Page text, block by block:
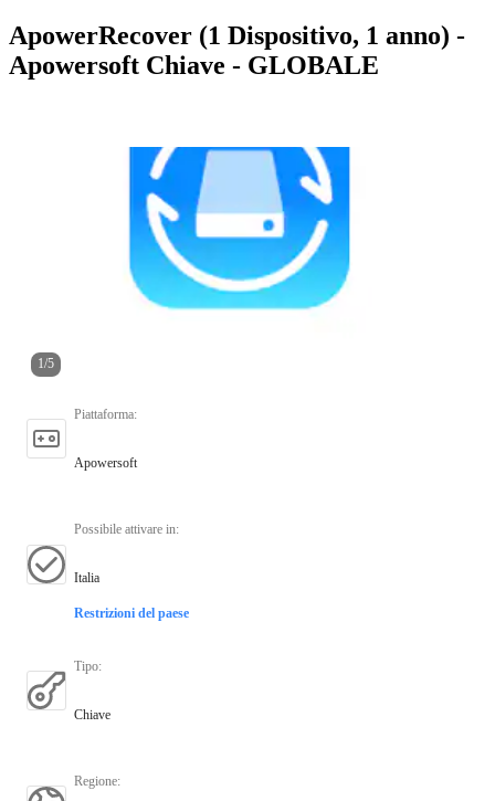
ApowerRecover (1 Dispositivo, 1 anno) -
Apowersoft Chiave - GLOBALE
1/5
Piattaforma:
Apowersoft
Possibile attivare in:
Italia
Restrizioni del paese
Tipo:
Chiave
Regione: